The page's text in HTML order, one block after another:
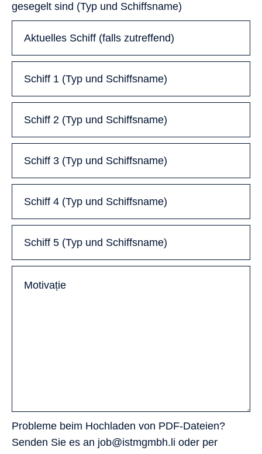
gesegelt sind (Typ und Schiffsname)
Probleme beim Hochladen von PDF-Dateien?
Senden Sie es an job@istmgmbh.li oder per